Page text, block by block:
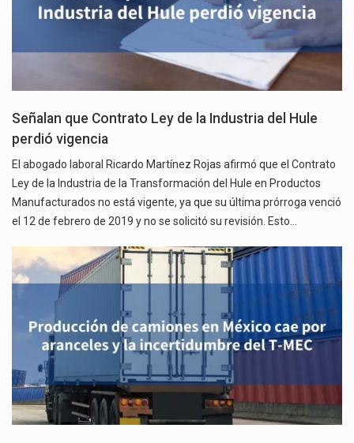
Señalan que Contrato Ley de la Industria del Hule
perdió vigencia
El abogado laboral Ricardo Martínez Rojas afirmó que el Contrato
Ley de la Industria de la Transformación del Hule en Productos
Manufacturados no está vigente, ya que su última prórroga venció
el 12 de febrero de 2019 y no se solicitó su revisión. Esto…